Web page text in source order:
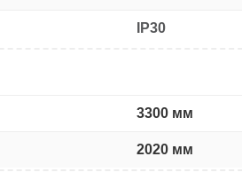
IP30
3300 мм
2020 мм